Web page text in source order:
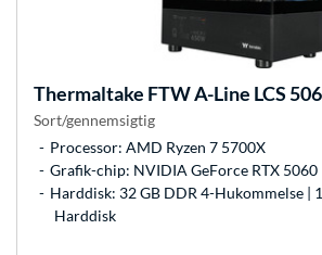
Thermaltake FTW A-Line LCS
Sort/gennemsigtig
Processor: AMD Ryzen 7 5700X
Grafik-chip: NVIDIA GeForce RTX 5060
Harddisk: 32 GB DDR 4-Hukommelse |
Harddisk